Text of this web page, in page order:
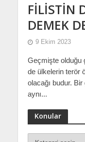
FİLİSTİN
DEMEK
9 Ekim 2023
Geçmişte olduğu
de ülkelerin terör
olacağı budur.
aynı...
Konular